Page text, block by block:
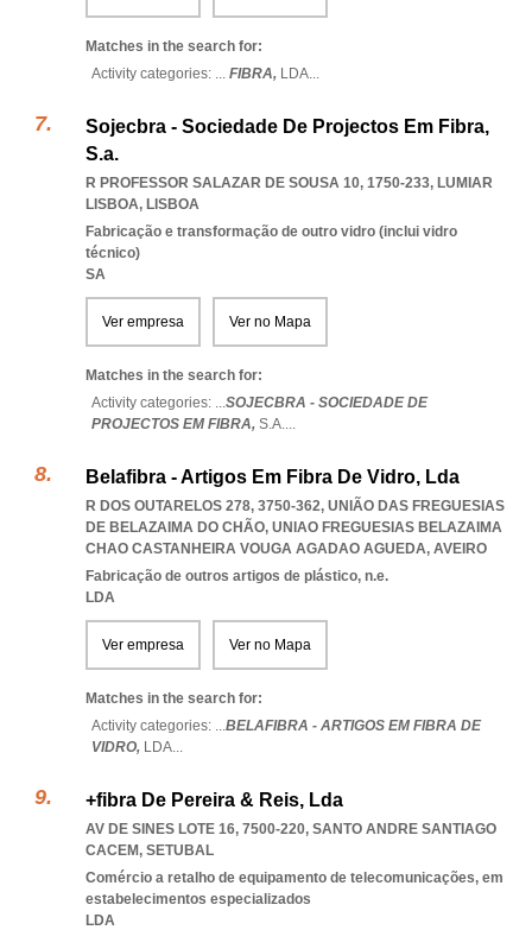
Matches in the search for:
Activity categories: ... FIBRA, LDA...
Sojecbra - Sociedade De Projectos Em Fibra,
S.a.
R PROFESSOR SALAZAR DE SOUSA 10, 1750-233, LUMIAR
LISBOA, LISBOA
Fabricação e transformação de outro vidro (inclui vidro
técnico)
SA
Ver empresa Ver no Mapa
Matches in the search for:
Activity categories: ...SOJECBRA - SOCIEDADE DE
PROJECTOS EM FIBRA, S.A....
Belafibra - Artigos Em Fibra De Vidro, Lda
R DOS OUTARELOS 278, 3750-362, UNIÃO DAS FREGUESIAS
DE BELAZAIMA DO CHÃO, UNIAO FREGUESIAS BELAZAIMA
CHAO CASTANHEIRA VOUGA AGADAO AGUEDA, AVEIRO
Fabricação de outros artigos de plástico, n.e.
LDA
Ver empresa Ver no Mapa
Matches in the search for:
Activity categories: ...BELAFIBRA - ARTIGOS EM FIBRA DE
VIDRO, LDA...
+fibra De Pereira & Reis, Lda
AV DE SINES LOTE 16, 7500-220, SANTO ANDRE SANTIAGO
CACEM, SETUBAL
Comércio a retalho de equipamento de telecomunicações, em
estabelecimentos especializados
LDA